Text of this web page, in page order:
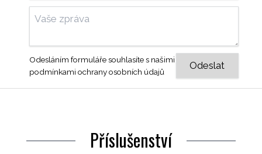
Odesláním formuláře souhlasíte s našimi
podmínkami ochrany osobních údajů
Příslušenství